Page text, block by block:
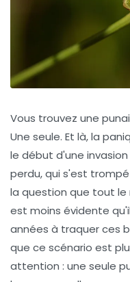
Vous trouvez une
Une seule. Et là, la
le début d'une
perdu, qui s'est
la question que tout le
est moins évidente
années à traquer ces
que ce scénario est
attention : une seule